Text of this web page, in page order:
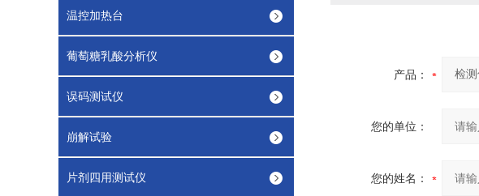
温控加热台
葡萄糖乳酸分析仪
误码测试仪
崩解试验
片剂四用测试仪
产品：
您的单位：
您的姓名：